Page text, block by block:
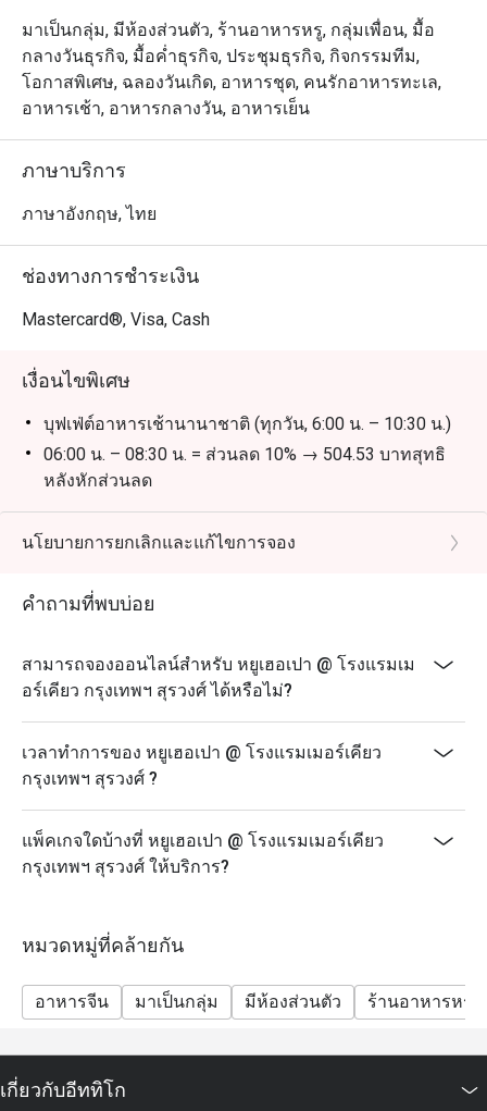
Yu Her Bao ทุกจานคือการผสมผสานระหว่างมรดกทาง
วัฒนธรรมและความทันสมัย พบกับประสบการณ์อาหารจีน
มาเป็นกลุ่ม, มีห้องส่วนตัว, ร้านอาหารหรู, กลุ่มเพื่อน, มื้อ
กลางวันธุรกิจ, มื้อค่ำธุรกิจ, ประชุมธุรกิจ, กิจกรรมทีม,
โอกาสพิเศษ, ฉลองวันเกิด, อาหารชุด, คนรักอาหารทะเล,
อาหารเช้า, อาหารกลางวัน, อาหารเย็น
ภาษาบริการ
ภาษาอังกฤษ, ไทย
ช่องทางการชำระเงิน
Mastercard®, Visa, Cash
เงื่อนไขพิเศษ
บุฟเฟ่ต์อาหารเช้านานาชาติ (ทุกวัน, 6:00 น. – 10:30 น.)
06:00 น. – 08:30 น. = ส่วนลด 10% → 504.53 บาทสุทธิ
หลังหักส่วนลด
09:00 น. – 10:00 น. = ส่วนลด 50% → 302.72 บาทสุทธิ
หลังหักส่วนลด (สูงสุด 8 ท่านต่อช่วงเวลา)
เวลาทำการ
• 17:00 – 21:30 น.
แพ็คเกจรวม:
ชาเขียวร้อนและเย็น, และชากระดังงาร้อนและเย็น
อัตราปกติ
• แพ็คเกจ Delight: 899 บาทสุทธิ
• แพ็คเกจ Imperial: 1,199 บาทสุทธิ
• แพ็คเกจ Delight
ส่วนลด 10%
ส่วนลด 20%
719.20 บาทสุทธิต่อท่าน
• แพ็คเกจ Imperial
ส่วนลด 10%
1,079.10 บาทสุทธิต่อท่าน
ส่วนลด 20%
นโยบายการยกเลิกและแก้ไขการจอง
คำถามที่พบบ่อย
สามารถจองออนไลน์สำหรับ หยูเฮอเปา @ โรงแรมเม
อร์เคียว กรุงเทพฯ สุรวงศ์ ได้หรือไม่?
เวลาทำการของ หยูเฮอเปา @ โรงแรมเมอร์เคียว
กรุงเทพฯ สุรวงศ์ ?
แพ็คเกจใดบ้างที่ หยูเฮอเปา @ โรงแรมเมอร์เคียว
กรุงเทพฯ สุรวงศ์ ให้บริการ?
หมวดหมู่ที่คล้ายกัน
อาหารจีน มาเป็นกลุ่ม มีห้องส่วนตัว ร้านอาหารหรู
เกี่ยวกับอีททิโก